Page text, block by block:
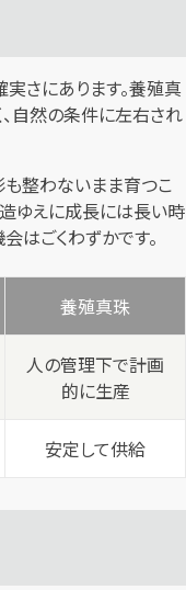
さにあります。養殖真
自然の条件に左右され
整わないまま育つこ
ゆえに成長には長い時
はごくわずかです。
養殖真珠
人の管理下で計画
的に生産
安定して供給